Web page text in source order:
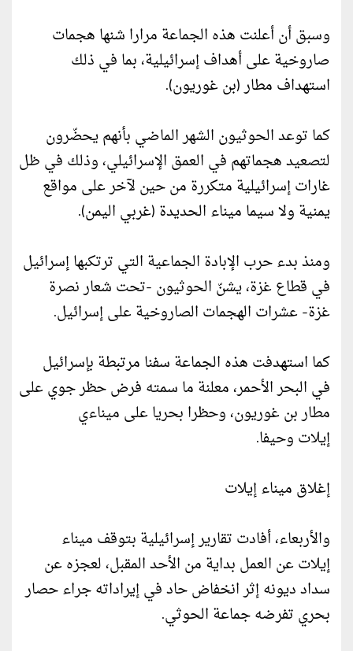
وسبق أن أعلنت هذه الجماعة مرارا شنها هجمات
صاروخية على أهداف إسرائيلية، بما في ذلك
استهداف مطار (بن غوريون).
كما توعد الحوثيون الشهر الماضي بأنهم يحضّرون
لتصعيد هجماتهم في العمق الإسرائيلي، وذلك في ظل
غارات إسرائيلية متكررة من حين لآخر على مواقع
يمنية ولا سيما ميناء الحديدة (غربي اليمن).
ومنذ بدء حرب الإبادة الجماعية التي ترتكبها إسرائيل
في قطاع غزة، يشنّ الحوثيون -تحت شعار نصرة
غزة- عشرات الهجمات الصاروخية على إسرائيل.
كما استهدفت هذه الجماعة سفنا مرتبطة بإسرائيل
في البحر الأحمر، معلنة ما سمته فرض حظر جوي على
مطار بن غوريون، وحظرا بحريا على ميناءي
إيلات وحيفا.
إغلاق ميناء إيلات
والأربعاء، أفادت تقارير إسرائيلية بتوقف ميناء
إيلات عن العمل بداية من الأحد المقبل، لعجزه عن
سداد ديونه إثر انخفاض حاد في إيراداته جراء حصار
بحري تفرضه جماعة الحوثي.